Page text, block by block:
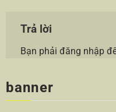
Trả lời
Bạn phải đăng nhập
banner